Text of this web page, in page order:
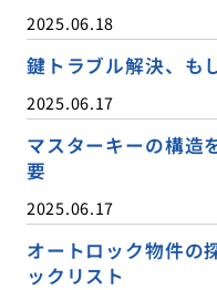
2025.06.18
鍵トラブル解決、も
2025.06.17
マスターキーの構造
要
2025.06.17
オートロック物件の
ックリスト